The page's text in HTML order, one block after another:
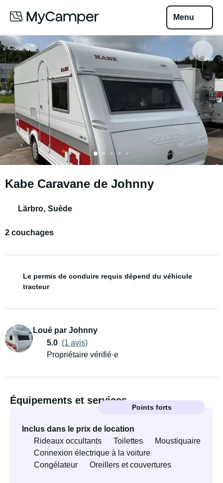
Menu
Kabe Caravane de Johnny
Lärbro, Suède
2 couchages
Le permis de conduire requis dépend du véhicule
tracteur
Loué par Johnny
5.0 (1 avis)
Propriétaire vérifié·e
Équipements et services
Points forts
Inclus dans le prix de location
Rideaux occultants
Toilettes
Moustiquaire
Connexion électrique à la voiture
Congélateur
Oreillers et couvertures